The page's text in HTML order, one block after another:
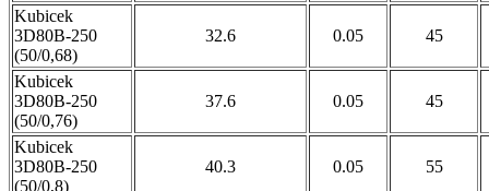
Kubicek
3D80B-250
(50/0,68)
32.6 0.05 45
Kubicek
3D80B-250
(50/0,76)
37.6 0.05 45
Kubicek
3D80B-250
(50/0,8)
40.3 0.05 55